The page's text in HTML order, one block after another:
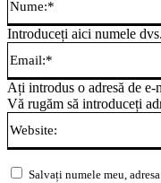
Introduceți aici numele dvs.
Ați introdus o adresă de e-
Vă rugăm să introduceți
Salvați numele meu,